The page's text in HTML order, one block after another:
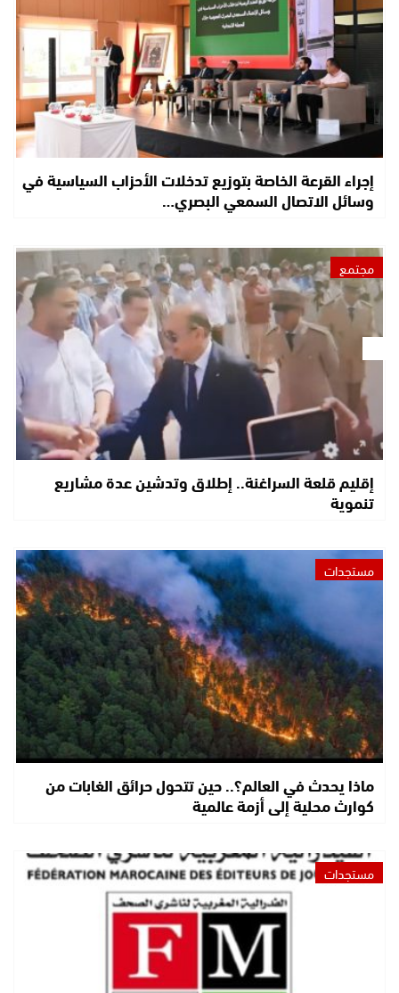
إجراء القرعة الخاصة بتوزيع تدخلات الأحزاب السياسية في
وسائل الاتصال السمعي البصري…
مجتمع
إقليم قلعة السراغنة.. إطلاق وتدشين عدة مشاريع
تنموية
مستجدات
ماذا يحدث في العالم؟.. حين تتحول حرائق الغابات من
كوارث محلية إلى أزمة عالمية
مستجدات